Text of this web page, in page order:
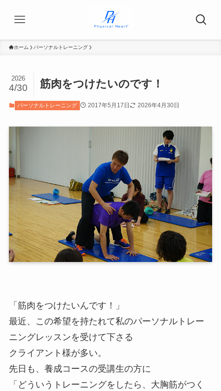
ホーム パーソナルトレーニング
筋肉をつけたいのです！
2026
4/30
パーソナルトレーニング 2017年5月17日 2026年4月30日
「筋肉をつけたいんです！」
最近、この希望を持たれて私のパーソナルトレー
ニングレッスンを受けて下さる
クライアント様が多い。
先日も、養成コースの受講生の方に
「どういうトレーニングをしたら、大胸筋がつく